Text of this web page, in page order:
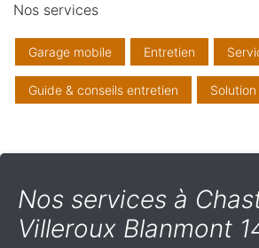
Nos services
Garage mobile Entretien
Guide & conseils entretien
Nos services à
Villeroux Blanmont